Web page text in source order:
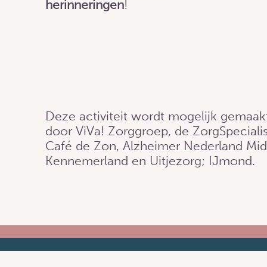
herinneringen!
Deze activiteit wordt mogelijk
door ViVa! Zorggroep, de
Café de Zon, Alzheimer Nederland
Kennemerland en Uitjezorg; IJmond.